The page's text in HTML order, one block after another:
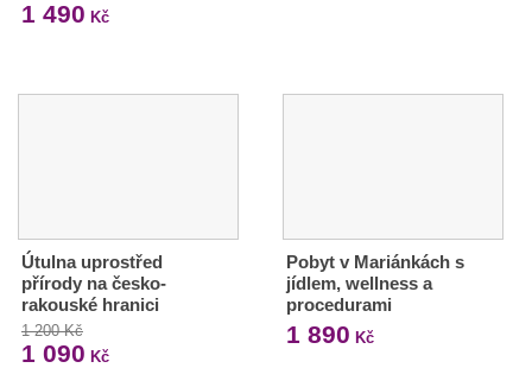
1 490 Kč
Útulna uprostřed
přírody na česko-
rakouské hranici
1 200 Kč
1 090 Kč
Pobyt v Mariánkách s
jídlem, wellness a
procedurami
1 890 Kč